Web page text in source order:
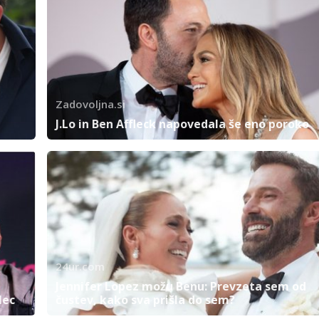
Zadovoljna.si
J.Lo in Ben Affleck napovedala še eno poroko
24ur.com
Jennifer Lopez možu Benu: Prevzeta sem od
čustev, kako sva prišla do sem?